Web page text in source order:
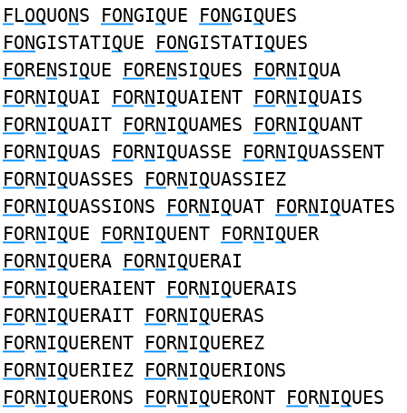
FLOQUONS FONGIQUE FONGIQUES
FONGISTATIQUE FONGISTATIQUES
FORENSIQUE FORENSIQUES FORNIQUA
FORNIQUAI FORNIQUAIENT FORNIQUAIS
FORNIQUAIT FORNIQUAMES FORNIQUANT
FORNIQUAS FORNIQUASSE FORNIQUASSENT
FORNIQUASSES FORNIQUASSIEZ
FORNIQUASSIONS FORNIQUAT FORNIQUATES
FORNIQUE FORNIQUENT FORNIQUER
FORNIQUERA FORNIQUERAI
FORNIQUERAIENT FORNIQUERAIS
FORNIQUERAIT FORNIQUERAS
FORNIQUERENT FORNIQUEREZ
FORNIQUERIEZ FORNIQUERIONS
FORNIQUERONS FORNIQUERONT FORNIQUES